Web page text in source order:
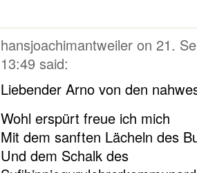
hansjoachimantweiler on 21.
13:49 said:
Liebender Arno von den
Wohl erspürt freue ich mich
Mit dem sanften Lächeln des
Und dem Schalk des